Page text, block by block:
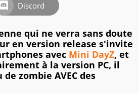
Discord
qui ne verra sans doute
en version release s'invite
avec Mini DayZ, et
à la version PC, il
zombie AVEC des